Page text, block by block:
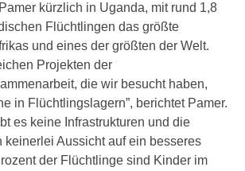
kürzlich in Uganda, mit rund 1,8
Flüchtlingen das größte
und eines der größten der Welt.
Projekten der
die wir besucht haben,
in Flüchtlingslagern”, berichtet Pamer.
es keine Infrastrukturen und die
keinerlei Aussicht auf ein besseres
der Flüchtlinge sind Kinder im